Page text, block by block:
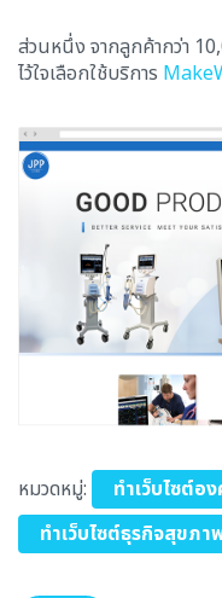
ส่วนหนึ่ง จากลูกค้ากว่า
ไว้ใจเลือกใช้บริการ
หมวดหมู่:
ทำเว็บไซต์อ
ทำเว็บไซต์ธุรกิจสุขภา